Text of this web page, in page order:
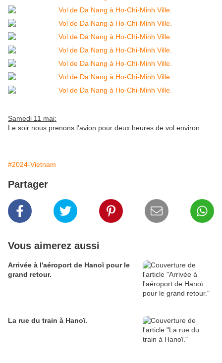
Samedi 11 mai:
Le soir nous prenons l'avion pour deux heures de vol environ
#2024-Vietnam
Partager
Vous aimerez aussi
Arrivée à l'aéroport de Hanoï pour le
grand retour.
La rue du train à Hanoï.